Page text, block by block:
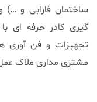
ساختمان فارابی و
گیری کادر حرفه ای
تجهیزات و فن آوری
مشتری مداری ملاک